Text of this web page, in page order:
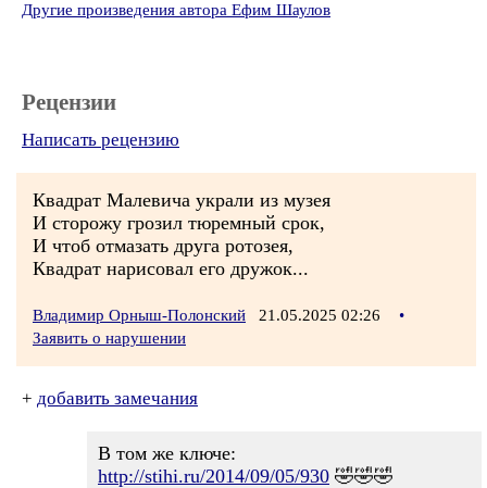
Другие произведения автора Ефим Шаулов
Рецензии
Написать рецензию
Квадрат Малевича украли из музея
И сторожу грозил тюремный срок,
И чтоб отмазать друга ротозея,
Квадрат нарисовал его дружок...
Владимир Орныш-Полонский 21.05.2025 02:26
•
Заявить о нарушении
+ добавить замечания
В том же ключе:
http://stihi.ru/2014/09/05/930 🤣🤣🤣